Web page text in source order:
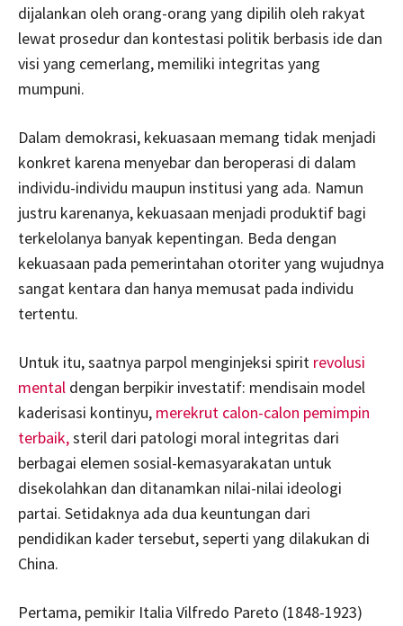
dijalankan oleh orang-orang yang dipilih oleh rakyat
lewat prosedur dan kontestasi politik berbasis ide dan
visi yang cemerlang, memiliki integritas yang
mumpuni.
Dalam demokrasi, kekuasaan memang tidak menjadi
konkret karena menyebar dan beroperasi di dalam
individu-individu maupun institusi yang ada. Namun
justru karenanya, kekuasaan menjadi produktif bagi
terkelolanya banyak kepentingan. Beda dengan
kekuasaan pada pemerintahan otoriter yang wujudnya
sangat kentara dan hanya memusat pada individu
tertentu.
Untuk itu, saatnya parpol menginjeksi spirit revolusi
mental dengan berpikir investatif: mendisain model
kaderisasi kontinyu, merekrut calon-calon pemimpin
terbaik,steril dari patologi moral integritas dari
berbagai elemen sosial-kemasyarakatan untuk
disekolahkan dan ditanamkan nilai-nilai ideologi
partai. Setidaknya ada dua keuntungan dari
pendidikan kader tersebut, seperti yang dilakukan di
China.
Pertama, pemikir Italia Vilfredo Pareto (1848-1923)